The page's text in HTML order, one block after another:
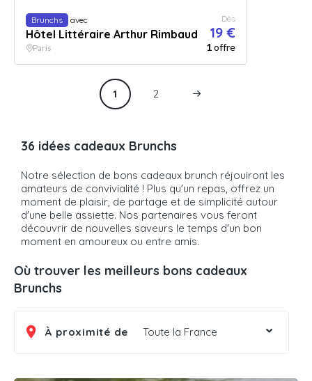
Brunchs avec
Hôtel Littéraire Arthur Rimbaud
Dès
19 €
Paris 1offre
1 2
36 idées cadeaux Brunchs
Notre sélection de bons cadeaux brunch réjouiront les
amateurs de convivialité ! Plus qu'un repas, offrez un
moment de plaisir, de partage et de simplicité autour
d'une belle assiette. Nos partenaires vous feront
découvrir de nouvelles saveurs le temps d'un bon
moment en amoureux ou entre amis.
Où trouver les meilleurs bons cadeaux
Brunchs
À proximité de Toute la France